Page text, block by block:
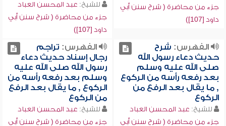
جزء من محاضرة ( شرح سنن أبي
داود [107])
للشيخ: عبد المحسن العباد
جزء من محاضرة ( شرح سنن أبي
داود [107])
الفهرس: شرح
حديث دعاء رسول الله
صلى الله عليه وسلم
بعد رفعه رأسه من الركوع
, ما يقال بعد الرفع من
الركوع
للشيخ: عبد المحسن العباد
جزء من محاضرة ( شرح سنن أبي
الفهرس: تراجم
رجال إسناد حديث دعاء
رسول الله صلى الله عليه
وسلم بعد رفعه رأسه من
الركوع , ما يقال بعد الرفع
من الركوع
للشيخ: عبد المحسن العباد
جزء من محاضرة ( شرح سنن أبي